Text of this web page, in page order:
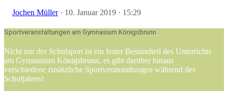
Jochen Müller· 10. Januar 2019 · 15:29
Sportveranstaltungen am Gymnasium Königsbrunn
Nicht nur der Schulsport ist ein fester Bestandteil des Unterrichts
am Gymnasium Königsbrunn, es gibt darüber hinaus
verschiedene zusätzliche Sportveranstaltungen während des
Schuljahres!